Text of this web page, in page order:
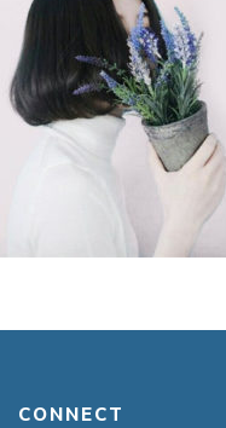
CONNECT